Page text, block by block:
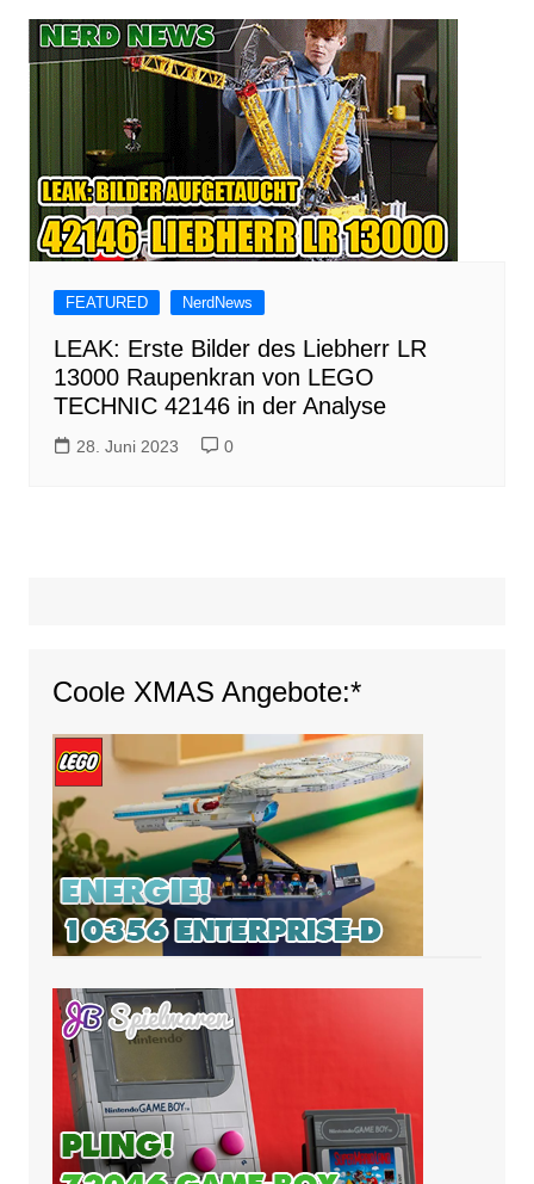
FEATURED NerdNews
LEAK: Erste Bilder des Liebherr LR
13000 Raupenkran von LEGO
TECHNIC 42146 in der Analyse
28. Juni 2023 0
Coole XMAS Angebote:*